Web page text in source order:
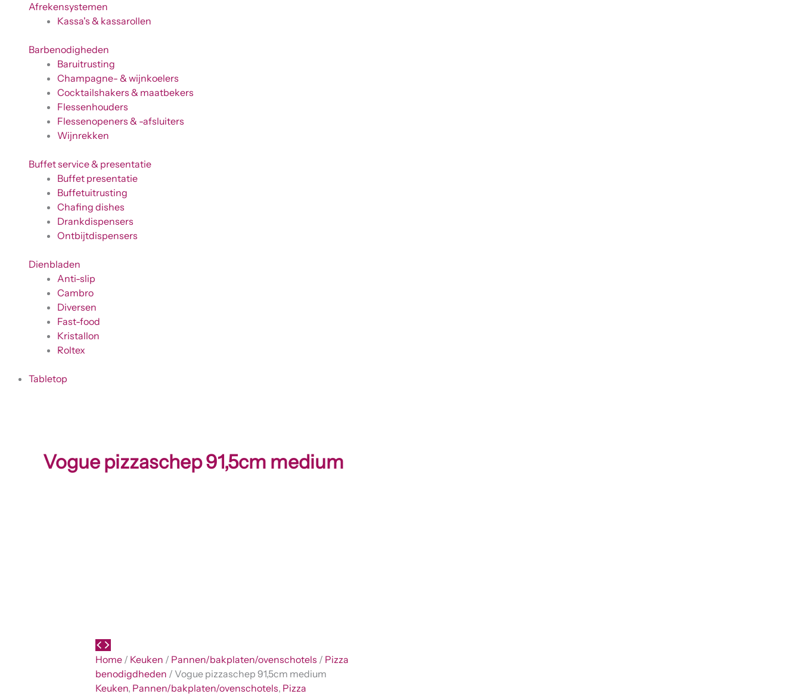
Afrekensystemen
Kassa's & kassarollen
Barbenodigheden
Baruitrusting
Champagne- & wijnkoelers
Cocktailshakers & maatbekers
Flessenhouders
Flessenopeners & -afsluiters
Wijnrekken
Buffet service & presentatie
Buffet presentatie
Buffetuitrusting
Chafing dishes
Drankdispensers
Ontbijtdispensers
Dienbladen
Anti-slip
Cambro
Diversen
Fast-food
Kristallon
Roltex
Tabletop
Vogue pizzaschep 91,5cm medium
Home / Keuken / Pannen/bakplaten/ovenschotels / Pizza
benodigdheden / Vogue pizzaschep 91,5cm medium
Keuken, Pannen/bakplaten/ovenschotels, Pizza